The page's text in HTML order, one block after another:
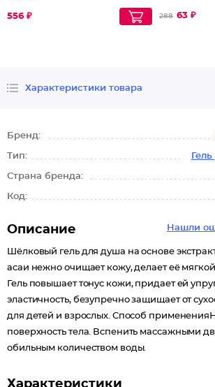
556 ₽ 288 63 ₽
Характеристики товара
Бренд:
Тип:
Страна бренда:
Код:
Нашли
Описание
Шёлковый гель для душа на основе
асаи нежно очищает кожу, делает её
Гель повышает тонус кожи, придает ей
эластичность, безупречно защищает от
для детей и взрослых. Способ
поверхность тела. Вспенить массажными
обильным количеством воды.
Характеристики